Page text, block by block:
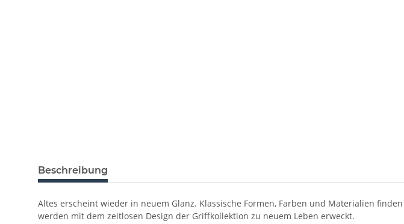
Beschreibung
Altes erscheint wieder in neuem Glanz. Klassische Formen, Farben und Materialien
werden mit dem zeitlosen Design der Griffkollektion zu neuem Leben erweckt.